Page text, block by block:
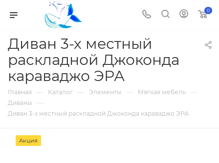
0
Диван 3-х местный
раскладной Джоконда
караваджо ЭРА
Главная — Каталог — Элементы — Мягкая мебель —
Диваны —
Диван 3-х местный раскладной Джоконда караваджо ЭРА
Акция